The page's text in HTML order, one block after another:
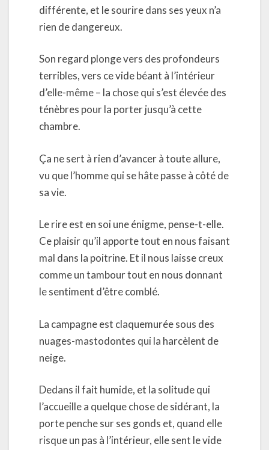
différente, et le sourire dans ses yeux n’a
rien de dangereux.
Son regard plonge vers des profondeurs
terribles, vers ce vide béant à l’intérieur
d’elle-même – la chose qui s’est élevée des
ténèbres pour la porter jusqu’à cette
chambre.
Ça ne sert à rien d’avancer à toute allure,
vu que l’homme qui se hâte passe à côté de
sa vie.
Le rire est en soi une énigme, pense-t-elle.
Ce plaisir qu’il apporte tout en nous faisant
mal dans la poitrine. Et il nous laisse creux
comme un tambour tout en nous donnant
le sentiment d’être comblé.
La campagne est claquemurée sous des
nuages-mastodontes qui la harcèlent de
neige.
Dedans il fait humide, et la solitude qui
l’accueille a quelque chose de sidérant, la
porte penche sur ses gonds et, quand elle
risque un pas à l’intérieur, elle sent le vide